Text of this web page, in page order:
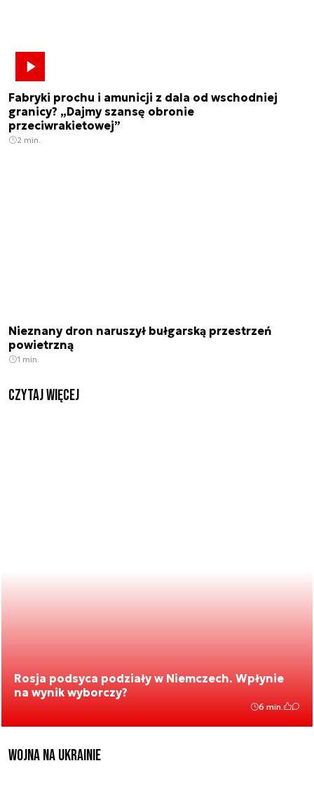
Fabryki prochu i amunicji z dala od wschodniej
granicy? „Dajmy szansę obronie
przeciwrakietowej”
2 min.
Nieznany dron naruszył bułgarską przestrzeń
powietrzną
1 min.
czytaj więcej
Rosja podsyca podziały w Niemczech. Wpłynie
na wynik wyborczy?
6 min.
Wojna na Ukrainie